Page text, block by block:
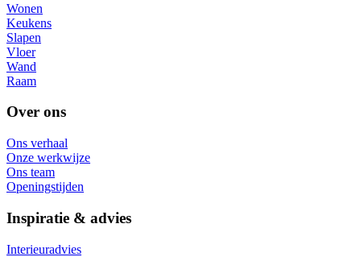
Wonen
Keukens
Slapen
Vloer
Wand
Raam
Over ons
Ons verhaal
Onze werkwijze
Ons team
Openingstijden
Inspiratie & advies
Interieuradvies